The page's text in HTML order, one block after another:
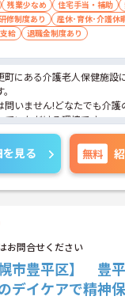
残業少なめ 住宅手当・補助
修制度あり
産休･育休･介護休
給 退職金制度あり
町にある介護老人保健施設
問いません!どなたでも介護
ていただける環境です。
、面接対策ポイントなど、
ますのでお気軽にご相談く
を見る 無料
問合せください
幌市豊平区】 豊
デイケアで精神